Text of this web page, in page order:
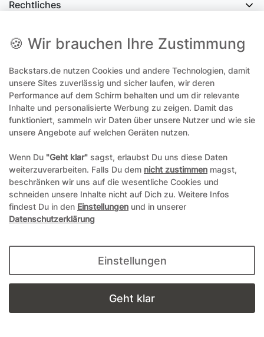
Rechtliches
office@backstars.de
Wir antworten Ihnen schnellstmöglich. An Sonn- und Feiertagen kann es
evtl. zu Verzögerungen kommen.
07306 306239¹
Freitags am besten zwischen 8-12 Uhr
¹Telefonieren zum üblichen Ortstarif. Verbindugsgebühren für Anrufe aus
dem Mobilfunknetz können ggf. abweichen.
*Alle Preise inkl. gesetzl. Mehrwertsteuer und ggf. zzgl.
© Copyright 2004-2026 durch Andreas Zöllner. Alle Rechte
vorbehalten.
powered bywebimpact GmbH
🍪 Wir brauchen Ihre Zustimmung
Backstars.de nutzen Cookies und andere Technologien, damit
unsere Sites zuverlässig und sicher laufen, wir deren
Performance auf dem Schirm behalten und um dir relevante
Inhalte und personalisierte Werbung zu zeigen. Damit das
funktioniert, sammeln wir Daten über unsere Nutzer und wie sie
unsere Angebote auf welchen Geräten nutzen.
Wenn Du "Geht klar" sagst, erlaubst Du uns diese Daten
weiterzuverarbeiten. Falls Du dem nicht zustimmen magst,
beschränken wir uns auf die wesentliche Cookies und
schneiden unsere Inhalte nicht auf Dich zu. Weitere Infos
findest Du in den Einstellungen und in unserer
Datenschutzerklärung
Einstellungen
Geht klar